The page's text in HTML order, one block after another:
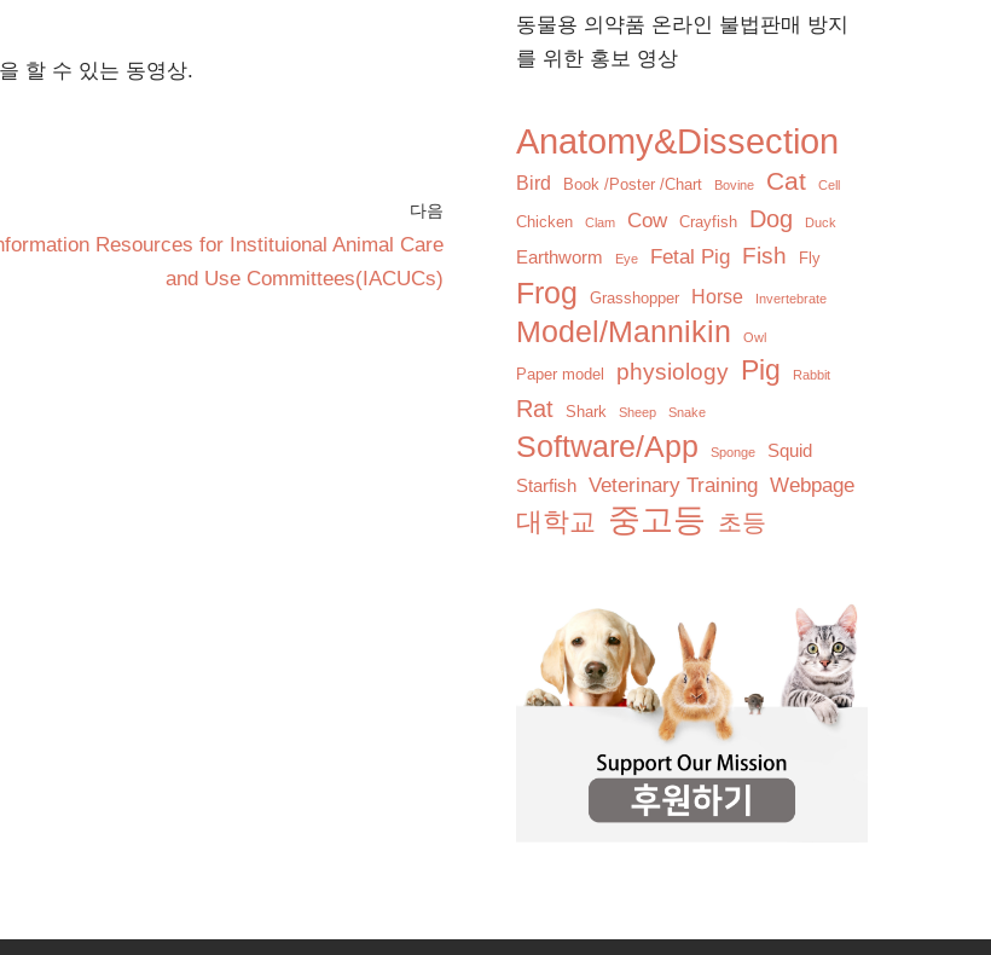
할 수 있는 동영상.
다음
Resources for Instituional Animal Care
and Use Committees(IACUCs)
동물용 의약품 온라인 불법판매 방지
를 위한 홍보 영상
Anatomy&Dissection
Bird Book /Poster /Chart Bovine Cat Cell
Chicken Clam Cow Crayfish Dog Duck
Earthworm Eye Fetal Pig Fish Fly
Frog Grasshopper Horse Invertebrate
Model/Mannikin Owl
Paper model physiology Pig Rabbit
Rat Shark Sheep Snake
Software/App Sponge
Squid
Starfish
Veterinary Training Webpage
대학교 중고등 초등